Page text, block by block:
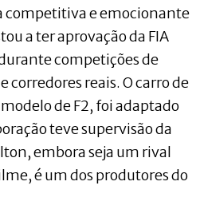
competitiva e emocionante
a ter aprovação da FIA
competições de
corredores reais. O carro de
de F2, foi adaptado
teve supervisão da
embora seja um rival
é um dos produtores do